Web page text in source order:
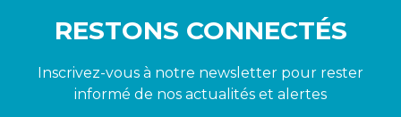
RESTONS CONNECTÉS
Inscrivez-vous à notre newsletter pour rester
informé de nos actualités et alertes